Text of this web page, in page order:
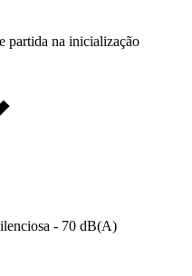
partida na inicialização
- 70 dB(A)